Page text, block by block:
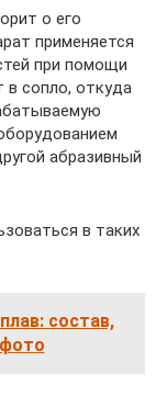
о его
применяется
при помощи
в сопло, откуда
абразивный
в таких
состав,